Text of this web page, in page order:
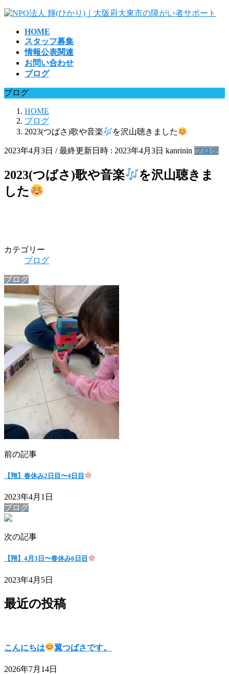
コ
キ
ッ
ナ
に
移
HOME
スタッフ募集
情報公表関連
お問い合わせ
ブログ
ブログ
HOME
ブログ
2023(つばさ)歌や音楽
を沢山聴きました
2023年4月3日 / 最終更新日時 : 2023年4月3日 kanrinin ブログ
2023(つばさ)歌や音楽
を沢山聴きま
した
カテゴリー
ブログ
ブログ
前の記事
【翔】春休み2日目〜4日目
2023年4月1日
ブログ
次の記事
【翔】4月3日〜春休み6日目
2023年4月5日
最近の投稿
こんにちは 翼つばさです。
2026年7月14日